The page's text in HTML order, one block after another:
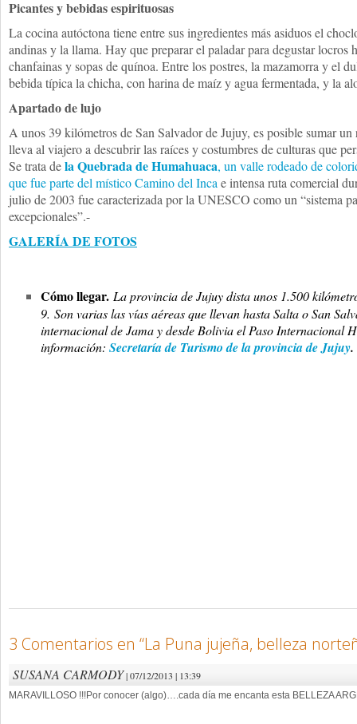
Picantes y bebidas espirituosas
La cocina autóctona tiene entre sus ingredientes más asiduos el
andinas y la llama. Hay que preparar el paladar para degustar locros
chanfainas y sopas de quínoa. Entre los postres, la mazamorra y el
bebida típica la chicha, con harina de maíz y agua fermentada, y la
Apartado de lujo
A unos 39 kilómetros de San Salvador de Jujuy, es posible sumar
lleva al viajero a descubrir las raíces y costumbres de culturas que
Se trata dela Quebrada de Humahuaca, un valle rodeado de
que fue parte del místico Camino del Inca e intensa ruta comercial
julio de 2003 fue caracterizada por la UNESCO como un “sistema
excepcionales”.-
GALERÍA DE FOTOS
Cómo llegar. La provincia de Jujuy dista unos 1.500
9. Son varias las vías aéreas que llevan hasta Salta o San
internacional de Jama y desde Bolivia el Paso Internacional
información: Secretaría de Turismo de la provincia de Jujuy.
3 Comentarios en “La Puna jujeña, belleza
SUSANA CARMODY| 07/12/2013 | 13:39
MARAVILLOSO !!!Por conocer (algo)….cada día me encanta esta BELLEZA